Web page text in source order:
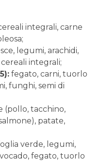
integrali, carne
legumi, arachidi,
integrali;
fegato, carni, tuorlo
funghi, semi di
(pollo, tacchino,
patate,
verde, legumi,
fegato, tuorlo